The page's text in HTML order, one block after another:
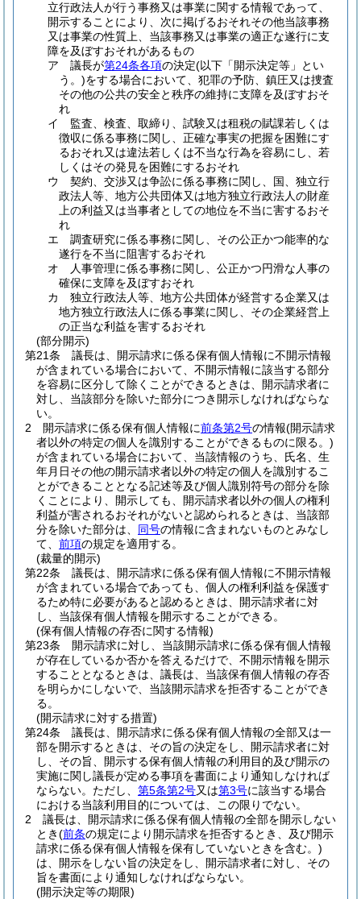
立行政法人が行う事務又は事業に関する情報であって、
開示することにより、次に掲げるおそれその他当該事務
又は事業の性質上、当該事務又は事業の適正な遂行に支
障を及ぼすおそれがあるもの
ア
議長が第24条各項の決定(以下「開示決定等」とい
う。)をする場合において、犯罪の予防、鎮圧又は捜査
その他の公共の安全と秩序の維持に支障を及ぼすおそ
れ
イ
監査、検査、取締り、試験又は租税の賦課若しくは
徴収に係る事務に関し、正確な事実の把握を困難にす
るおそれ又は違法若しくは不当な行為を容易にし、若
しくはその発見を困難にするおそれ
ウ
契約、交渉又は争訟に係る事務に関し、国、独立行
政法人等、地方公共団体又は地方独立行政法人の財産
上の利益又は当事者としての地位を不当に害するおそ
れ
エ
調査研究に係る事務に関し、その公正かつ能率的な
遂行を不当に阻害するおそれ
オ
人事管理に係る事務に関し、公正かつ円滑な人事の
確保に支障を及ぼすおそれ
カ
独立行政法人等、地方公共団体が経営する企業又は
地方独立行政法人に係る事業に関し、その企業経営上
の正当な利益を害するおそれ
(部分開示)
第21条
議長は、開示請求に係る保有個人情報に不開示情報
が含まれている場合において、不開示情報に該当する部分
を容易に区分して除くことができるときは、開示請求者に
対し、当該部分を除いた部分につき開示しなければならな
い。
2
開示請求に係る保有個人情報に前条第2号の情報(開示請求
者以外の特定の個人を識別することができるものに限る。)
が含まれている場合において、当該情報のうち、氏名、生
年月日その他の開示請求者以外の特定の個人を識別するこ
とができることとなる記述等及び個人識別符号の部分を除
くことにより、開示しても、開示請求者以外の個人の権利
利益が害されるおそれがないと認められるときは、当該部
分を除いた部分は、 同号の情報に含まれないものとみなし
て、 前項の規定を適用する。
(裁量的開示)
第22条
議長は、開示請求に係る保有個人情報に不開示情報
が含まれている場合であっても、個人の権利利益を保護す
るため特に必要があると認めるときは、開示請求者に対
し、当該保有個人情報を開示することができる。
(保有個人情報の存否に関する情報)
第23条
開示請求に対し、当該開示請求に係る保有個人情報
が存在しているか否かを答えるだけで、不開示情報を開示
することとなるときは、議長は、当該保有個人情報の存否
を明らかにしないで、当該開示請求を拒否することができ
る。
(開示請求に対する措置)
第24条
議長は、開示請求に係る保有個人情報の全部又は一
部を開示するときは、その旨の決定をし、開示請求者に対
し、その旨、開示する保有個人情報の利用目的及び開示の
実施に関し議長が定める事項を書面により通知しなければ
ならない。 ただし、 第5条第2号又は第3号に該当する場合
における当該利用目的については、この限りでない。
2
議長は、開示請求に係る保有個人情報の全部を開示しない
とき(前条の規定により開示請求を拒否するとき、及び開示
請求に係る保有個人情報を保有していないときを含む。)
は、開示をしない旨の決定をし、開示請求者に対し、その
旨を書面により通知しなければならない。
(開示決定等の期限)